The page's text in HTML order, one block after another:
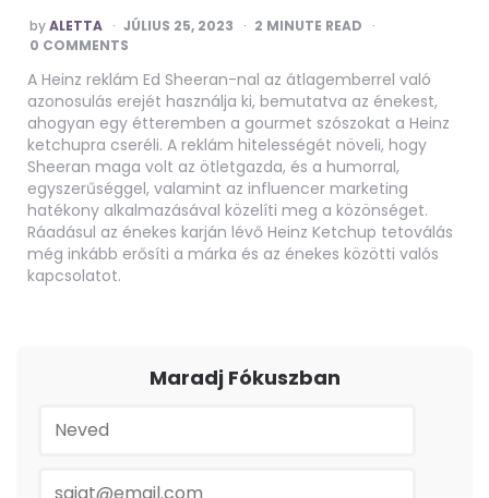
POSTED
BY
byALETTA JÚLIUS 25, 2023 2 MINUTE READ
0 COMMENTS
A Heinz reklám Ed Sheeran-nal az átlagemberrel való
azonosulás erejét használja ki, bemutatva az énekest,
ahogyan egy étteremben a gourmet szószokat a Heinz
ketchupra cseréli. A reklám hitelességét növeli, hogy
Sheeran maga volt az ötletgazda, és a humorral,
egyszerűséggel, valamint az influencer marketing
hatékony alkalmazásával közelíti meg a közönséget.
Ráadásul az énekes karján lévő Heinz Ketchup tetoválás
még inkább erősíti a márka és az énekes közötti valós
kapcsolatot.
Maradj Fókuszban